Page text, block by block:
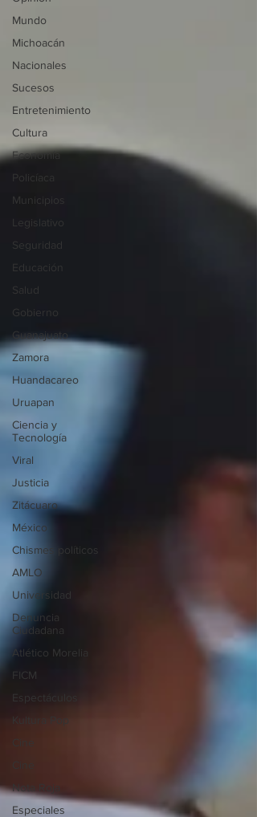
Mundo
Michoacán
Nacionales
Sucesos
Entretenimiento
Cultura
Economía
Policíaca
Municipios
Legislativo
Seguridad
Educación
Salud
Gobierno
Guanajuato
Zamora
Huandacareo
Uruapan
Ciencia y
Tecnología
Viral
Justicia
Zitácuaro
México
Chismes políticos
AMLO
Universidad
Denuncia
Ciudadana
Atlético Morelia
FICM
Espectáculos
Nota Roja
Especiales